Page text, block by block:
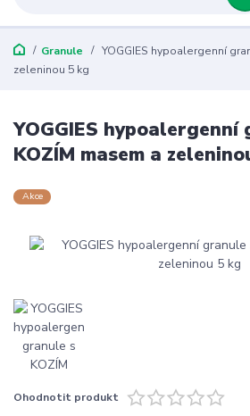
Granule
YOGGIES hypoalergenní
zeleninou 5 kg
YOGGIES hypoalergenní
KOZÍM masem a
Akce
Ohodnotit produkt